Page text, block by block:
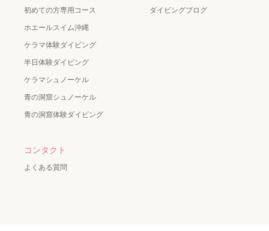
初めての方専用コース
ホエールスイム沖縄
ケラマ体験ダイビング
半日体験ダイビング
ケラマシュノーケル
青の洞窟シュノーケル
青の洞窟体験ダイビング
ダイビングブログ
コンタクト
よくある質問